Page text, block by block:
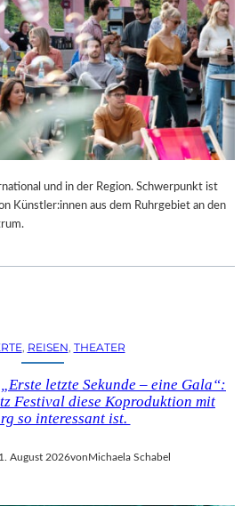
und in der Region. Schwerpunkt ist
Künstler:innen aus dem Ruhrgebiet an den
, REISEN, THEATER
letzte Sekunde – eine Gala“:
Festival diese Koproduktion mit
so interessant ist.
1. August 2026von Michaela Schabel